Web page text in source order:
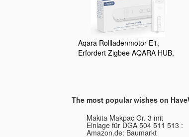
Aqara Rollladenmotor E1,
Erfordert Zigbee AQARA HUB,
Kompatibel mit Apple-HomeKit,
IFTTT
The most popular wishes on
Makita Makpac Gr. 3 mit
Einlage für DGA 504 511 513 :
Amazon.de: Baumarkt